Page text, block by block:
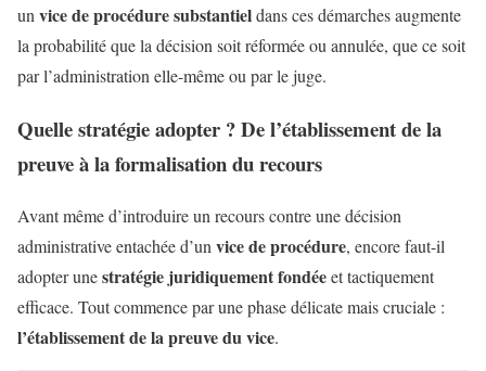
un vice de procédure substantieldans ces démarches augmente
la probabilité que la décision soit réformée ou annulée, que ce soit
par l’administration elle-même ou par le juge.
Quelle stratégie adopter ? De l’établissement de la
preuve à la formalisation du recours
Avant même d’introduire un recours contre une décision
administrative entachée d’unvice de procédure, encore faut-il
adopter unestratégie juridiquement fondéeet tactiquement
efficace. Tout commence par une phase délicate mais cruciale :
l’établissement de la preuve du vice.